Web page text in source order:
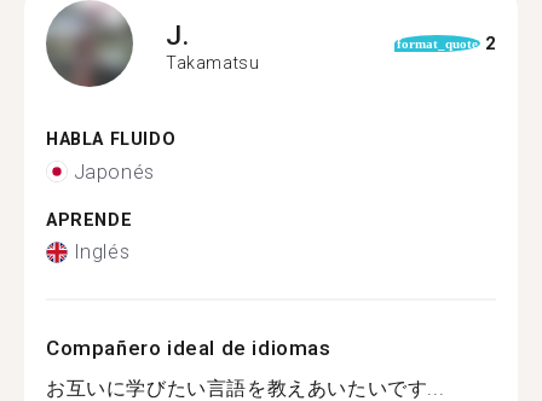
J.
Takamatsu
format_quote 2
HABLA FLUIDO
Japonés
APRENDE
Inglés
Compañero ideal de idiomas
お互いに学びたい言語を教えあいたいです...